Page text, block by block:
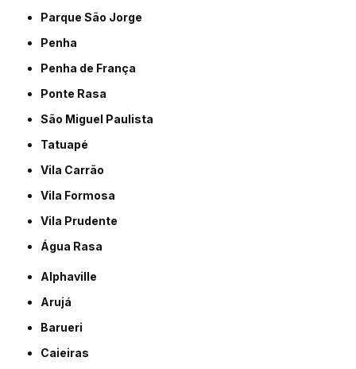
Parque São Jorge
Penha
Penha de França
Ponte Rasa
São Miguel Paulista
Tatuapé
Vila Carrão
Vila Formosa
Vila Prudente
Água Rasa
Alphaville
Arujá
Barueri
Caieiras